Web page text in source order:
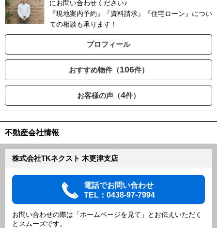
にお問い合わせください♪
『現地案内予約』『資料請求』『住宅ローン』につい
ての相談も承ります！
プロフィール
おすすめ物件（106件）
お客様の声（4件）
不動産会社情報
株式会社TKネクスト 木更津支店
電話でお問い合わせ
TEL：0438-97-7994
お問い合わせの際は「ホームページを見て」とお伝えいただく
とスムーズです。